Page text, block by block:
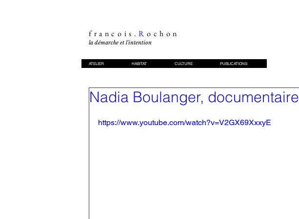
francois.Rochon
la démarche et l'intention
ATELIER HABITAT CULTURE PUBLICATIONS
Nadia Boulanger, documentaire
https://www.youtube.com/watch?v=V2GX69XxxyE